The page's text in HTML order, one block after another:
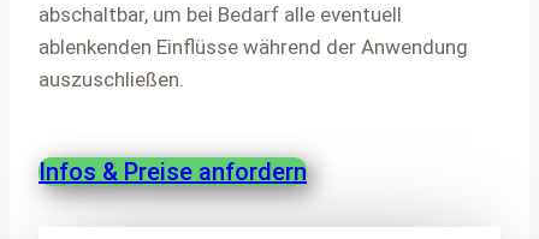
abschaltbar, um bei Bedarf alle eventuell
ablenkenden Einflüsse während der Anwendung
auszuschließen.
Infos & Preise anfordern